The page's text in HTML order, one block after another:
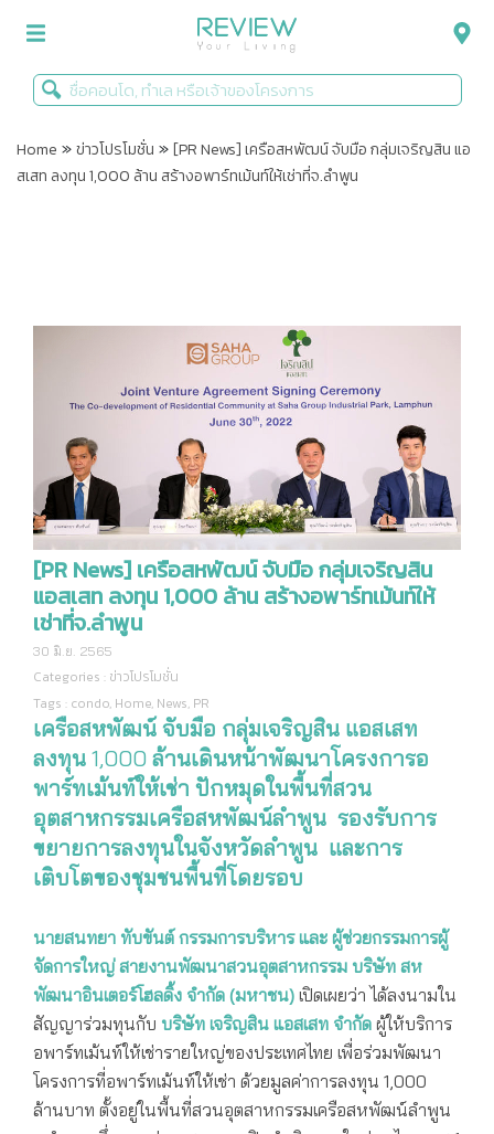
รีวิวคอนโด
Infographic
ข่าวโปรโมชั่น
Home »ข่าวโปรโมชั่น »[PR News] เครือสหพัฒน์ จับมือ กลุ่มเจริญสิน แอ
สเสท ลงทุน 1,000 ล้าน สร้างอพาร์ทเม้นท์ให้เช่าที่จ.ลำพูน
[PR News] เครือสหพัฒน์ จับมือ กลุ่มเจริญสิน
แอสเสท ลงทุน 1,000 ล้าน สร้างอพาร์ทเม้นท์ให้
เช่าที่จ.ลำพูน
30 มิ.ย. 2565
Categories : ข่าวโปรโมชั่น
Tags : condo, Home, News, PR
เครือสหพัฒน์ จับมือ กลุ่มเจริญสิน แอสเสท
ลงทุน 1,000 ล้านเดินหน้าพัฒนาโครงการอ
พาร์ทเม้นท์ให้เช่า ปักหมุดในพื้นที่สวน
อุตสาหกรรมเครือสหพัฒน์ลำพูน รองรับการ
ขยายการลงทุนในจังหวัดลำพูน และการ
เติบโตของชุมชนพื้นที่โดยรอบ
นายสนทยา ทับขันต์ กรรมการบริหาร และ ผู้ช่วยกรรมการผู้
จัดการใหญ่ สายงานพัฒนาสวนอุตสาหกรรม บริษัท สห
พัฒนาอินเตอร์โฮลดิ้ง จำกัด (มหาชน) เปิดเผยว่า ได้ลงนามใน
สัญญาร่วมทุนกับ บริษัท เจริญสิน แอสเสท จำกัด ผู้ให้บริการ
อพาร์ทเม้นท์ให้เช่ารายใหญ่ของประเทศไทย เพื่อร่วมพัฒนา
โครงการที่อพาร์ทเม้นท์ให้เช่า ด้วยมูลค่าการลงทุน 1,000
ล้านบาท ตั้งอยู่ในพื้นที่สวนอุตสาหกรรมเครือสหพัฒน์ลำพูน